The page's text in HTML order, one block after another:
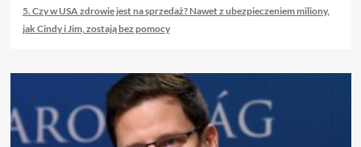
5. Czy w USA zdrowie jest na sprzedaż? Nawet z ubezpieczeniem miliony,
jak Cindy i Jim, zostają bez pomocy